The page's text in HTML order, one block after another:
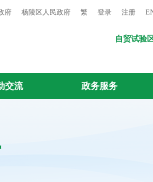
府 杨陵区人民政府 繁 登录 注册
自贸试验
交流 政务服务